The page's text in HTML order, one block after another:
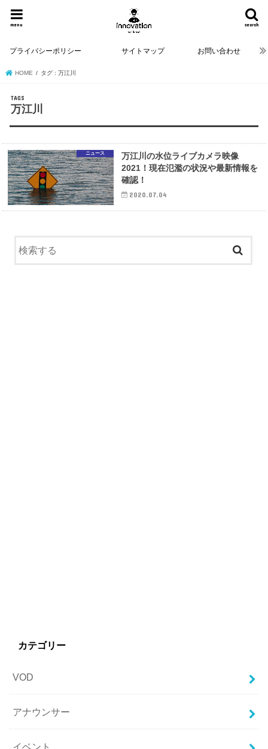
search
menu
プライバシーポリシー サイトマップ お問い合わせ
HOME タグ : 万江川
万江川
ニュース
万江川の水位ライブカメラ映像
2021！現在氾濫の状況や最新情報を
確認！
2020.07.04
カテゴリー
VOD
アナウンサー
イベント